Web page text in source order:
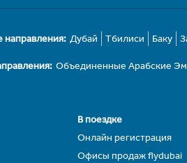
направления: Дубай Тбилиси Баку
Объединенные Арабские
В поездке
Онлайн регистрация
Офисы продаж flydubai